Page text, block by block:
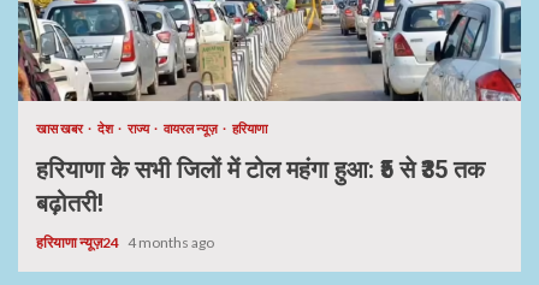
खास खबर देश राज्य वायरल न्यूज़ हरियाणा
हरियाणा के सभी जिलों में टोल महंगा हुआ: ₹5 से ₹35 तक
बढ़ोतरी!
हरियाणा न्यूज़24 4 months ago